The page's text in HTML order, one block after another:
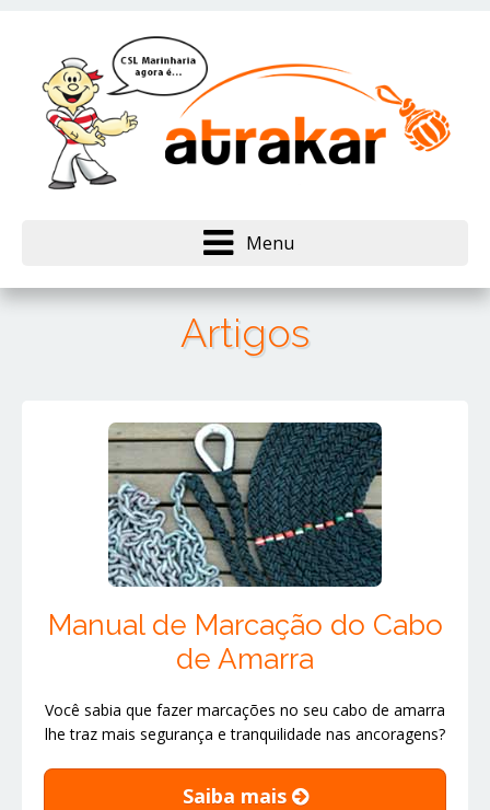
Menu
Artigos
Manual de Marcação do Cabo
de Amarra
Você sabia que fazer marcações no seu cabo de amarra
lhe traz mais segurança e tranquilidade nas ancoragens?
Saiba mais